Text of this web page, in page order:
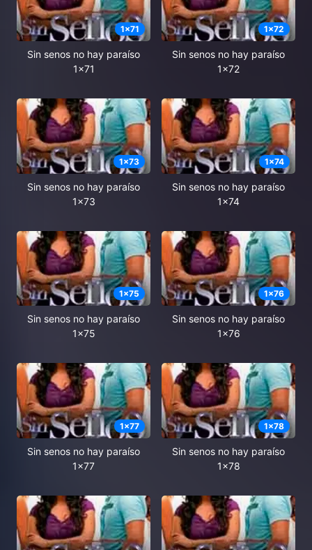
1x71
Sin senos no hay paraíso
1x71
1x72
Sin senos no hay paraíso
1x72
1x73
Sin senos no hay paraíso
1x73
1x74
Sin senos no hay paraíso
1x74
1x75
Sin senos no hay paraíso
1x75
1x76
Sin senos no hay paraíso
1x76
1x77
Sin senos no hay paraíso
1x77
1x78
Sin senos no hay paraíso
1x78